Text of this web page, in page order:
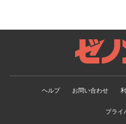
ヘルプ お問い合わせ
プライ